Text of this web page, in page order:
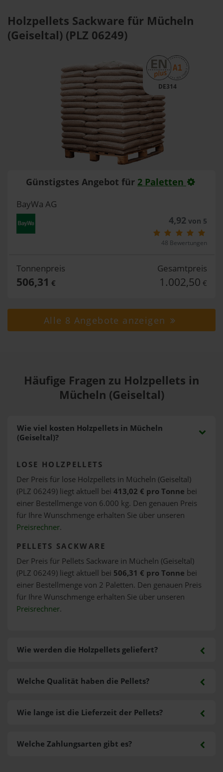
Holzpellets Sackware für Mücheln
(Geiseltal) (PLZ 06249)
DE314
Günstigstes Angebot für 2 Paletten
BayWa AG
4,92von 5
48 Bewertungen
Tonnenpreis
506,31 €
Gesamtpreis
1.002,50 €
Alle 8 Angebote anzeigen
Häufige Fragen zu Holzpellets in
Mücheln (Geiseltal)
Wie viel kosten Holzpellets in Mücheln
(Geiseltal)?
LOSE HOLZPELLETS
Der Preis für lose Holzpellets in Mücheln (Geiseltal)
(PLZ 06249) liegt aktuell bei 413,02 € pro Tonne bei
einer Bestellmenge von 6.000 kg. Den genauen Preis
für Ihre Wunschmenge erhalten Sie über unseren
Preisrechner.
PELLETS SACKWARE
Der Preis für Pellets Sackware in Mücheln (Geiseltal)
(PLZ 06249) liegt aktuell bei 506,31 € pro Tonne bei
einer Bestellmenge von 2 Paletten. Den genauen Preis
für Ihre Wunschmenge erhalten Sie über unseren
Preisrechner.
Wie werden die Holzpellets geliefert?
Welche Zahlungsarten gibt es?
Welche Qualität haben die Pellets?
Wie lange ist die Lieferzeit der Pellets?